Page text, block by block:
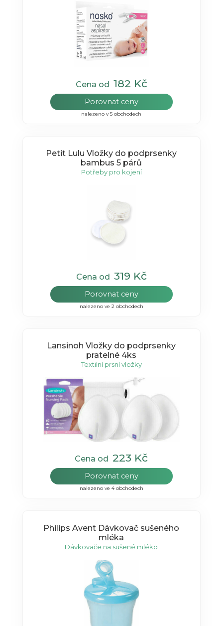
Cena od 182 Kč
Porovnat ceny
nalezeno v 5 obchodech
Petit Lulu Vložky do podprsenky
bambus 5 párů
Potřeby pro kojení
Cena od 319 Kč
Porovnat ceny
nalezeno ve 2 obchodech
Lansinoh Vložky do podprsenky
pratelné 4ks
Textilní prsní vložky
Cena od223 Kč
Porovnat ceny
nalezeno ve 4 obchodech
Philips Avent Dávkovač sušeného
mléka
Dávkovače na sušené mléko